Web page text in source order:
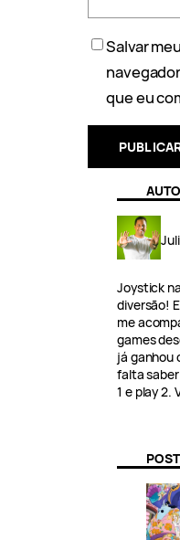
Salvar
que eu
Joystick
diversão!
me
games
já ganhou
falta
1 e play 2.